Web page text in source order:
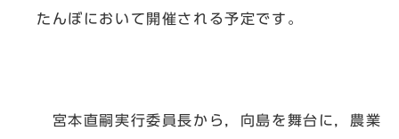
たんぼにおいて開催される予定です。
宮本直嗣実行委員長から，向島を舞台に，農業